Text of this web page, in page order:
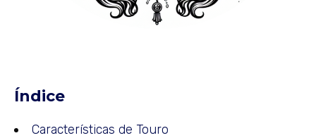
Índice
Características de Touro